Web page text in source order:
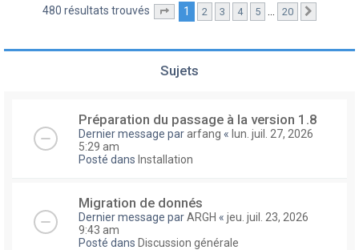
480 résultats trouvés Page sur20
1 2 3 4 5 … 20
Sujets
Préparation du passage à la version 1.8
Dernier message pararfang « lun. juil. 27, 2026
5:29 am
Posté dans Installation
Migration de donnés
Dernier message parARGH « jeu. juil. 23, 2026
9:43 am
Posté dans Discussion générale